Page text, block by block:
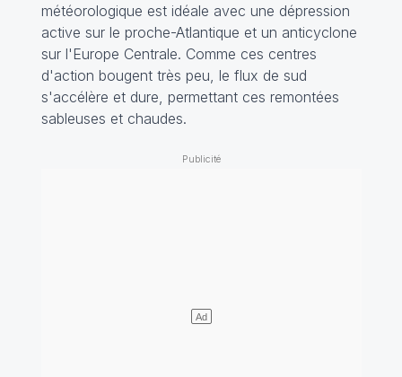
météorologique est idéale avec une dépression
active sur le proche-Atlantique et un anticyclone
sur l'Europe Centrale. Comme ces centres
d'action bougent très peu, le flux de sud
s'accélère et dure, permettant ces remontées
sableuses et chaudes.